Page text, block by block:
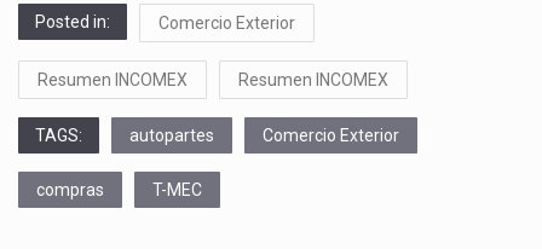
Posted in: Comercio Exterior
Resumen INCOMEX Resumen INCOMEX
TAGS: autopartes Comercio Exterior
compras T-MEC